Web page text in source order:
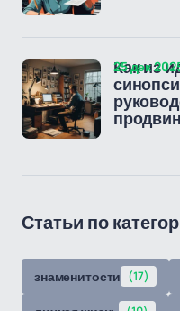
Как из
25 дек
Статьи по
знаменитости (17)